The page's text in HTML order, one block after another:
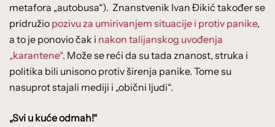
metafora „autobusa“). Znanstvenik Ivan Đikić također se
pridružio pozivu za umirivanjem situacije i protiv panike,
a to je ponovio čak i nakon talijanskog uvođenja
„karantene“. Može se reći da su tada znanost, struka i
politika bili unisono protiv širenja panike. Tome su
nasuprot stajali mediji i „obični ljudi“.
„Svi u kuće odmah!“